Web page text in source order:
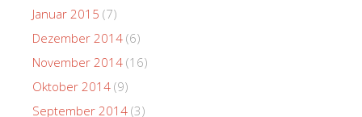
Januar 2015 (7)
Dezember 2014 (6)
November 2014 (16)
Oktober 2014 (9)
September 2014 (3)